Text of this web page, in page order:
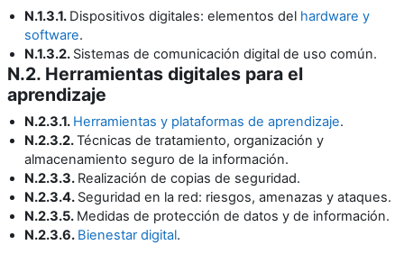
N.1.3.1. Dispositivos digitales: elementos del hardware y
software.
N.1.3.2. Sistemas de comunicación digital de uso común.
N.2. Herramientas digitales para el
aprendizaje
N.2.3.1. Herramientas y plataformas de aprendizaje.
N.2.3.2.Técnicas de tratamiento, organización y
almacenamiento seguro de la información.
N.2.3.3. Realización de copias de seguridad.
N.2.3.4. Seguridad en la red: riesgos, amenazas y ataques.
N.2.3.5. Medidas de protección de datos y de información.
N.2.3.6. Bienestar digital.